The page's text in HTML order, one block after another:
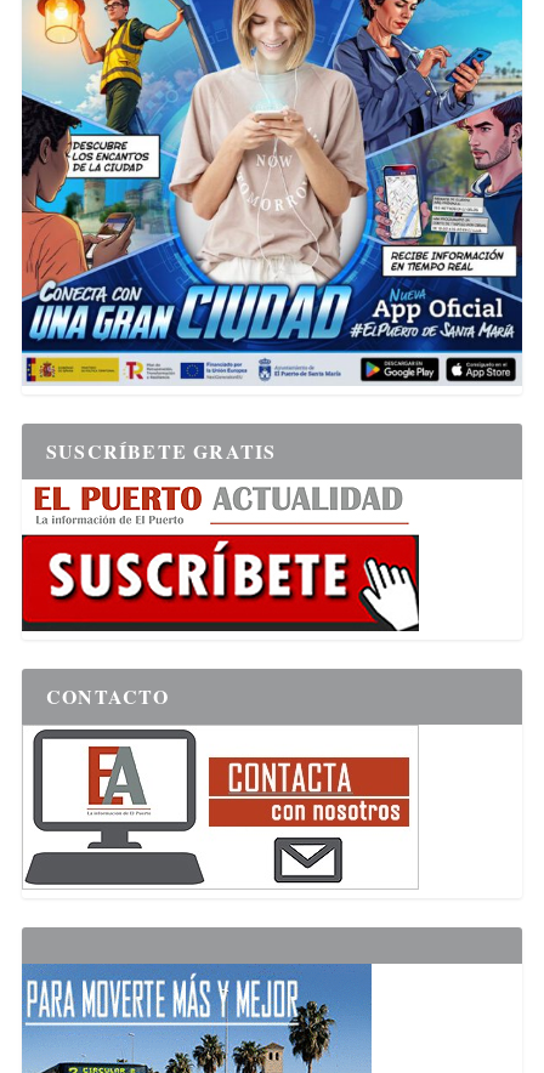
SUSCRÍBETE GRATIS
CONTACTO